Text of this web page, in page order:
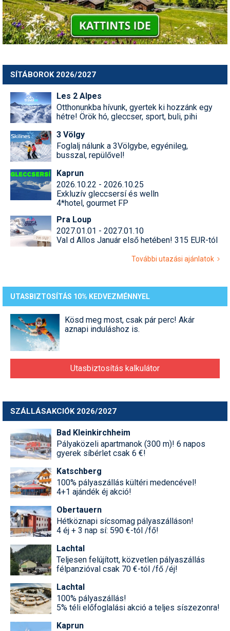
SÍTÁBOROK 2026/2027
Les 2 Alpes
Otthonunkba hívunk, gyertek ki hozzánk egy
hétre! Örök hó, gleccser, sport, buli, pihi
3 Völgy
Foglalj nálunk a 3Völgybe, egyénileg,
busszal, repülővel!
Kaprun
2026.10.22 - 2026.10.25
Exkluzív gleccsersí és welln
4*hotel, gourmet FP
Pra Loup
2027.01.01 - 2027.01.10
Val d Allos Január első hetében! 315 EUR-tól
További utazási ajánlatok
UTASBIZTOSÍTÁS 10% KEDVEZMÉNNYEL
Kösd meg most, csak pár perc! Akár
aznapi induláshoz is.
Utasbiztosítás kalkulátor
SZÁLLÁSAKCIÓK 2026/2027
Bad Kleinkirchheim
Pályaközeli apartmanok (300 m)! 6 napos
gyerek síbérlet csak 6 €!
Katschberg
100% pályaszállás kültéri medencével!
4+1 ajándék éj akció!
Obertauern
Hétköznapi sícsomag pályaszálláson!
4 éj + 3 nap sí: 590 €-tól /fő!
Lachtal
Teljesen felújított, közvetlen pályaszállás
félpanzióval csak 70 €-tól /fő /éj!
Lachtal
100% pályaszállás!
5% téli előfoglalási akció a teljes síszezonra!
Kaprun